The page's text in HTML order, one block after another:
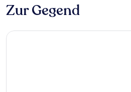
Zur Gegend